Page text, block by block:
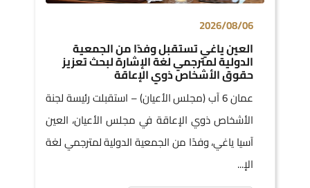
2026/08/06
العين ياغي تستقبل وفدًا من الجمعية
الدولية لمترجمي لغة الإشارة لبحث تعزيز
حقوق الأشخاص ذوي الإعاقة
عمان 6 آب (مجلس الأعيان) – استقبلت رئيسة لجنة
الأشخاص ذوي الإعاقة في مجلس الأعيان، العين
آسيا ياغي، وفدًا من الجمعية الدولية لمترجمي لغة
الإ...